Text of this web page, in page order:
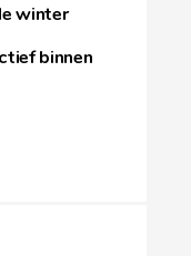
winter
binnen